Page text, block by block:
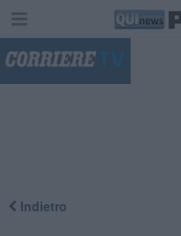
Indietro